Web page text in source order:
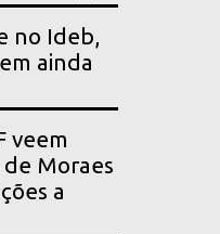
no Ideb,
ainda
veem
de Moraes
a